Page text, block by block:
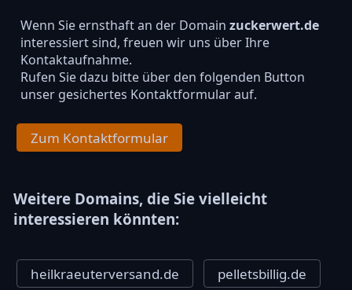
Wenn Sie ernsthaft an der Domain zuckerwert.de
interessiert sind, freuen wir uns über Ihre
Kontaktaufnahme.
Rufen Sie dazu bitte über den folgenden Button
unser gesichertes Kontaktformular auf.
Zum Kontaktformular
Weitere Domains, die Sie vielleicht
interessieren könnten:
heilkraeuterversand.de pelletsbillig.de